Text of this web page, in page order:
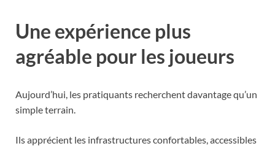
Une expérience plus
agréable pour les joueurs
Aujourd’hui, les pratiquants recherchent davantage qu’un
simple terrain.
Ils apprécient les infrastructures confortables, accessibles